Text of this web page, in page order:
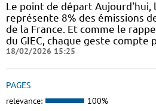
Le point de départ Aujourd'hui,
représente 8% des émissions
de la France. Et comme le
du GIEC, chaque geste compte
18/02/2026 15:25
PAGES
relevance: 100%